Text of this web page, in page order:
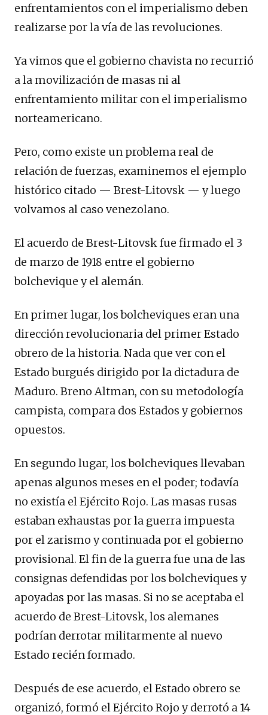
enfrentamientos con el imperialismo deben
realizarse por la vía de las revoluciones.
Ya vimos que el gobierno chavista no recurrió
a la movilización de masas ni al
enfrentamiento militar con el imperialismo
norteamericano.
Pero, como existe un problema real de
relación de fuerzas, examinemos el ejemplo
histórico citado — Brest-Litovsk — y luego
volvamos al caso venezolano.
El acuerdo de Brest-Litovsk fue firmado el 3
de marzo de 1918 entre el gobierno
bolchevique y el alemán.
En primer lugar, los bolcheviques eran una
dirección revolucionaria del primer Estado
obrero de la historia. Nada que ver con el
Estado burgués dirigido por la dictadura de
Maduro. Breno Altman, con su metodología
campista, compara dos Estados y gobiernos
opuestos.
En segundo lugar, los bolcheviques llevaban
apenas algunos meses en el poder; todavía
no existía el Ejército Rojo. Las masas rusas
estaban exhaustas por la guerra impuesta
por el zarismo y continuada por el gobierno
provisional. El fin de la guerra fue una de las
consignas defendidas por los bolcheviques y
apoyadas por las masas. Si no se aceptaba el
acuerdo de Brest-Litovsk, los alemanes
podrían derrotar militarmente al nuevo
Estado recién formado.
Después de ese acuerdo, el Estado obrero se
organizó, formó el Ejército Rojo y derrotó a 14